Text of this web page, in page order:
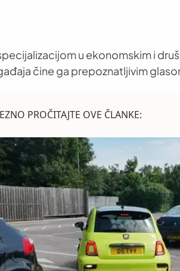
u ekonomskim i
čine ga prepoznatljivim
PROČITAJTE OVE ČLANKE: